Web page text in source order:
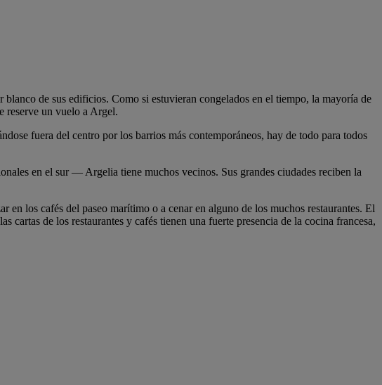
de sus edificios. Como si estuvieran congelados en el tiempo, la mayoría de
reserve un vuelo a Argel.
fuera del centro por los barrios más contemporáneos, hay de todo para todos
en el sur — Argelia tiene muchos vecinos. Sus grandes ciudades reciben la
los cafés del paseo marítimo o a cenar en alguno de los muchos restaurantes. El
de los restaurantes y cafés tienen una fuerte presencia de la cocina francesa,